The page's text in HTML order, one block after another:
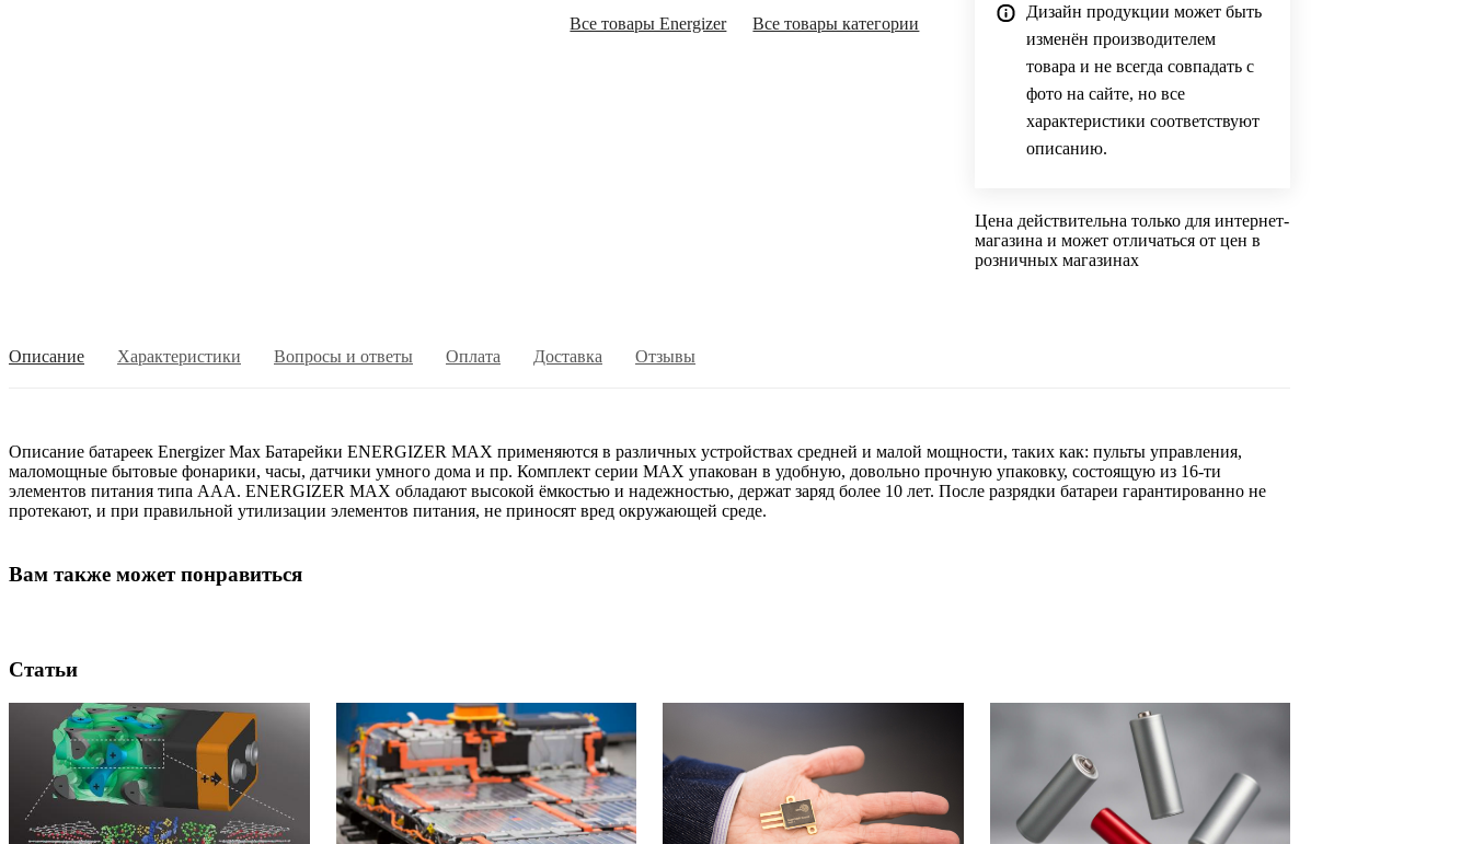
Все товары Energizer Все товары категории
Дизайн продукции может быть
изменён производителем
товара и не всегда совпадать с
фото на сайте, но все
характеристики соответствуют
описанию.
Цена действительна только для интернет-
магазина и может отличаться от цен в
розничных магазинах
Описание Характеристики Вопросы и ответы Оплата Доставка Отзывы
Описание батареек Energizer Max Батарейки ENERGIZER MAX применяются в различных устройствах средней и малой мощности, таких как: пульты управления,
маломощные бытовые фонарики, часы, датчики умного дома и пр. Комплект серии MAX упакован в удобную, довольно прочную упаковку, состоящую из 16-ти
элементов питания типа ААА. ENERGIZER MAX обладают высокой ёмкостью и надежностью, держат заряд более 10 лет. После разрядки батареи гарантированно не
протекают, и при правильной утилизации элементов питания, не приносят вред окружающей среде.
Вам также может понравиться
Статьи